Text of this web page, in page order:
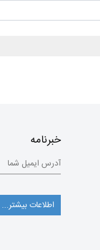
خبرنامه
اطلاعات بیشتر...